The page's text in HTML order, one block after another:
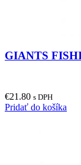
GIANTS
€21.80 s DPH
Pridať do košíka